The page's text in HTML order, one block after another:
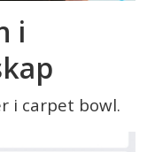
i
i carpet bowl.